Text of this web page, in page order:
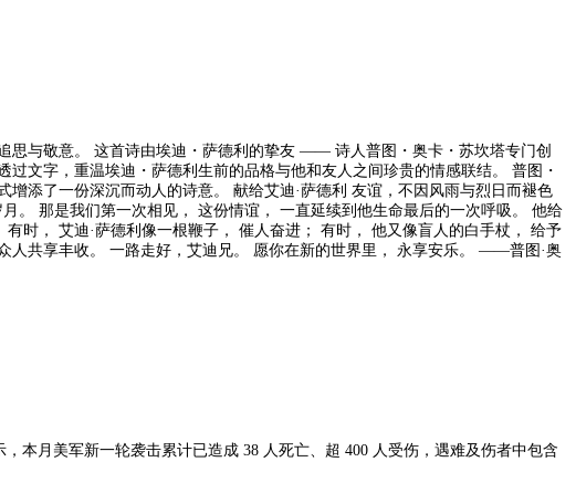
思与敬意。 这首诗由埃迪・萨德利的挚友 —— 诗人普图・奥卡・苏坎塔专门创
文字，重温埃迪・萨德利生前的品格与他和友人之间珍贵的情感联结。 普图・
迪·萨德利 友谊，不因风雨与烈日而褪色
。 那是我们第一次相见， 这份情谊， 一直延续到他生命最后的一次呼吸。 他给
时， 艾迪·萨德利像一根鞭子， 催人奋进； 有时， 他又像盲人的白手杖， 给予
人共享丰收。 一路走好，艾迪兄。 愿你在新的世界里， 永享安乐。 ——普图·奥